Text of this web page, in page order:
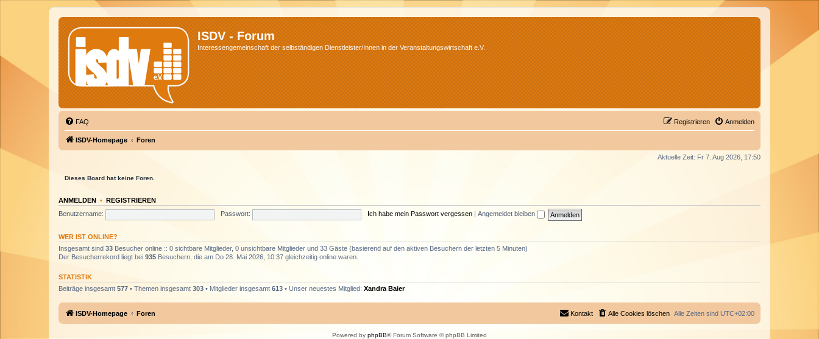
ISDV - Forum
Interessengemeinschaft der selbständigen Dienstleister/Innen in der Veranstaltungswirtschaft e.V.
FAQ Anmelden
Registrieren
ISDV-Homepage Foren
Aktuelle Zeit: Fr 7. Aug 2026, 17:50
Dieses Board hat keine Foren.
ANMELDEN • REGISTRIEREN
Benutzername:
Passwort: Ich habe mein Passwort vergessen Angemeldet bleiben
WER IST ONLINE?
Insgesamt sind 33 Besucher online :: 0 sichtbare Mitglieder, 0 unsichtbare Mitglieder und 33 Gäste (basierend auf den aktiven Besuchern der letzten 5 Minuten)
Der Besucherrekord liegt bei 935 Besuchern, die am Do 28. Mai 2026, 10:37 gleichzeitig online waren.
STATISTIK
Beiträge insgesamt 577 • Themen insgesamt 303 • Mitglieder insgesamt 613 • Unser neuestes Mitglied: Xandra Baier
ISDV-Homepage Foren Alle Zeiten sind UTC+02:00
Alle Cookies löschen
Kontakt
Powered by phpBB® Forum Software © phpBB Limited